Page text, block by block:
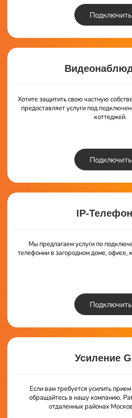
Подключить
Хотите защитить свою частную
предоставляет услуги под
коттеджей.
Подключить
IP-
Мы предлагаем услуги по
телефонии в загородном доме, офисе,
Подключить
Усиление
Если вам требуется усилить
обращайтесь в нашу компанию.
отдаленных районах